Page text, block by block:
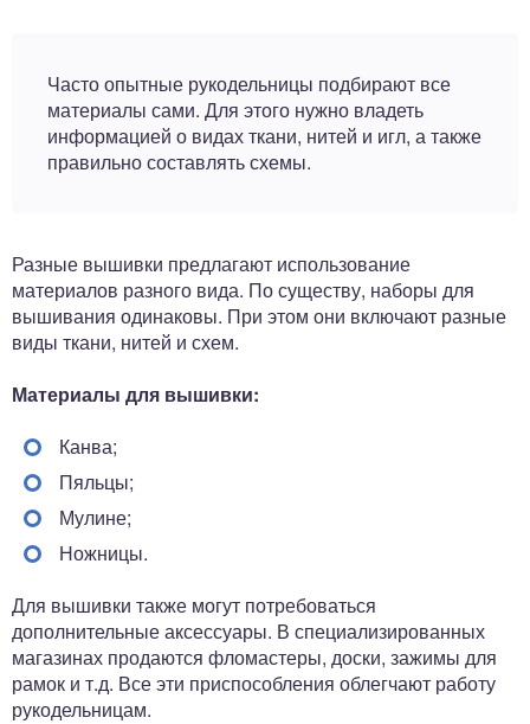
Часто опытные рукодельницы подбирают все
материалы сами. Для этого нужно владеть
информацией о видах ткани, нитей и игл, а также
правильно составлять схемы.
Разные вышивки предлагают использование
материалов разного вида. По существу, наборы для
вышивания одинаковы. При этом они включают разные
виды ткани, нитей и схем.
Материалы для вышивки:
Канва;
Пяльцы;
Мулине;
Ножницы.
Для вышивки также могут потребоваться
дополнительные аксессуары. В специализированных
магазинах продаются фломастеры, доски, зажимы для
рамок и т.д. Все эти приспособления облегчают работу
рукодельницам.